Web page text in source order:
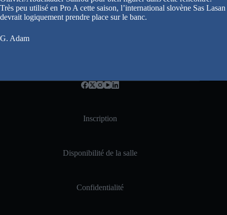
Très peu utilisé en Pro A cette saison, l’international slovène Sas Lasan
devrait logiquement prendre place sur le banc.
G. Adam
Inscription
Disponibilité de la salle
Confidentialité